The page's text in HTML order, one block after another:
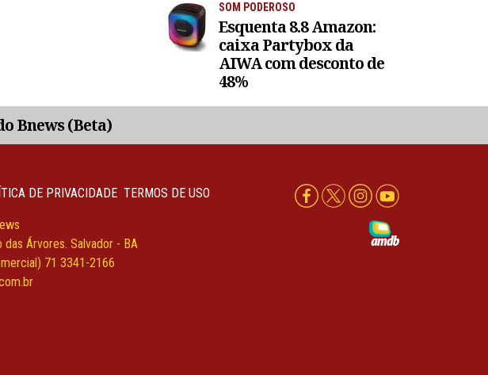
SOM PODEROSO
Esquenta 8.8 Amazon:
caixa Partybox da
AIWA com desconto de
48%
Bnews (Beta)
DE PRIVACIDADE TERMOS DE USO
das Árvores. Salvador - BA
71 3341-2166